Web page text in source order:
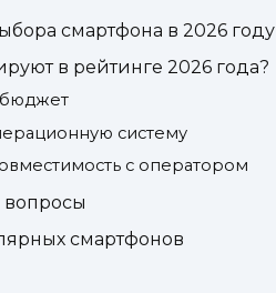
смартфона в 2026 году
в рейтинге 2026 года?
систему
с оператором
смартфонов